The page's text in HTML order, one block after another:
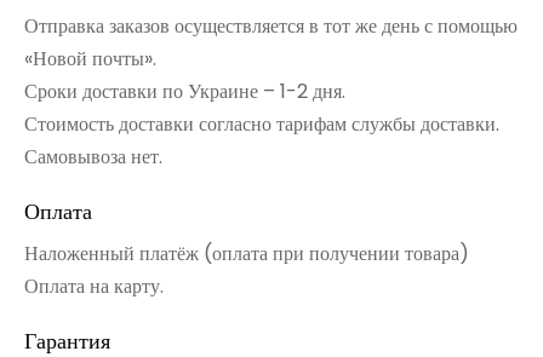
Отправка заказов осуществляется в тот же день с помощью
«Новой почты».
Сроки доставки по Украине – 1-2 дня.
Стоимость доставки согласно тарифам службы доставки.
Самовывоза нет.
Оплата
Наложенный платёж (оплата при получении товара)
Оплата на карту.
Гарантия